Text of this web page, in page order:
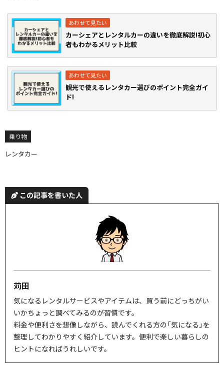
カーシェアとレンタルカーの違いを徹底解説!初心
者もわかるメリット比較
観光で使えるレンタカー選びのポイント完全ガイ
ド!
乗り物
レンタカー
この記事を書いた人
苅田
気になるレンタルサービスやアイテムは、買う前にどっちがい
いかちょっと調べてみるのが習慣です。
料金や便利さを想像しながら、読んでくれる方の「気になる」を
整理してわかりやすく紹介しています。便利で楽しい暮らしの
ヒントになればうれしいです。